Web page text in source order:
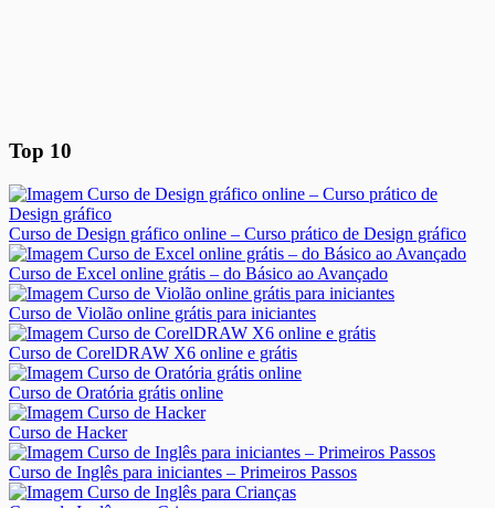
Top 10
Curso de Design gráfico online – Curso prático de Design gráfico
Curso de Excel online grátis – do Básico ao Avançado
Curso de Violão online grátis para iniciantes
Curso de CorelDRAW X6 online e grátis
Curso de Oratória grátis online
Curso de Hacker
Curso de Inglês para iniciantes – Primeiros Passos